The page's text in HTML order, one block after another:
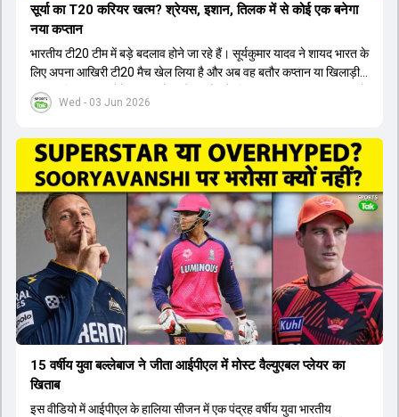
Wed - 03 Jun 2026
सूर्या का T20 करियर खत्म? श्रेयस, इशान, तिलक में से कोई एक बनेगा
नया कप्तान
भारतीय टी20 टीम में बड़े बदलाव होने जा रहे हैं। सूर्यकुमार यादव ने शायद भारत के
लिए अपना आखिरी टी20 मैच खेल लिया है और अब वह बतौर कप्तान या खिलाड़ी
टीम का हिस्सा नहीं होंगे। आयरलैंड और इंग्लैंड के खिलाफ आगामी टी20 सीरीज के
लिए नए कप्तान की तलाश जारी है। इस रेस में श्रेयस अय्यर सबसे आगे चल रहे
पटेल इस रेस में काफी पीछे हैं, जबकि संजू सैमसन और रजत पाटीदार कप्तानी की
दौड़ से बाहर हैं। आगामी सीरीज के लिए वैभव सूर्यवंशी को तीसरे ओपनर के तौर पर
टीम में शामिल किया जाएगा, जबकि अभिषेक शर्मा और संजू सैमसन पहली पसंद
होंगे। इसके अलावा नीतीश रेड्डी को बतौर ऑलराउंडर ज्यादा मौके मिलेंगे। अजीत
अगरकर की अगुवाई वाली चयन समिति और कोच गौतम गंभीर आगामी टी20 वर्ल्ड
कप और 2028 ओलंपिक के लिए लंबी अवधि का विजन लेकर चल रहे हैं।
15 वर्षीय युवा बल्लेबाज ने जीता आईपीएल में मोस्ट वैल्युएबल प्लेयर का
खिताब
इस वीडियो में आईपीएल के हालिया सीजन में एक पंद्रह वर्षीय युवा भारतीय